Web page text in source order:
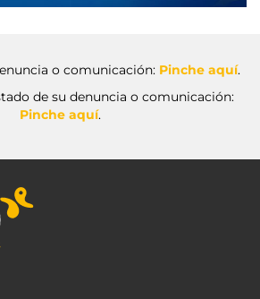
o comunicación: Pinche aquí.
de su denuncia o comunicación:
Pinche aquí.